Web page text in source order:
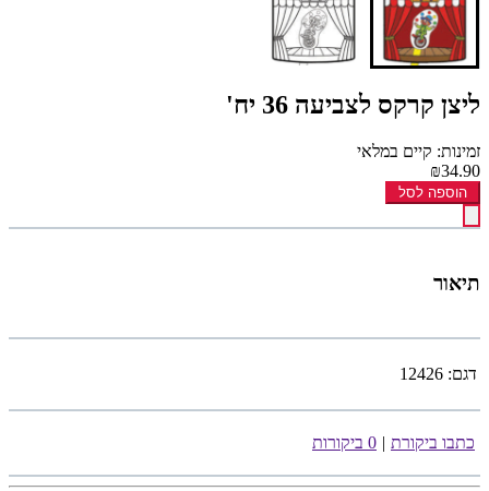
ליצן קרקס לצביעה 36 יח'
זמינות: קיים במלאי
₪34.90
הוספה לסל
תיאור
דגם: 12426
כתבו ביקורת | 0 ביקורות